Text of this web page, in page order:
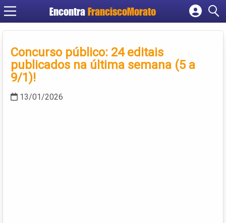
Encontra FranciscoMorato
Cadastrar empresa
Criar conta
Concurso público: 24 editais
publicados na última semana (5 a
9/1)!
13/01/2026